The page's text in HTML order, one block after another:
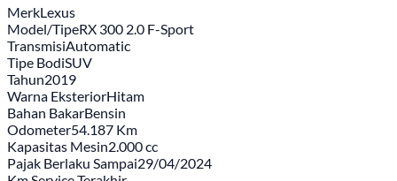
MerkLexus
Model/TipeRX 300 2.0 F-Sport
TransmisiAutomatic
Tipe BodiSUV
Tahun2019
Warna EksteriorHitam
Bahan BakarBensin
Odometer54.187 Km
Kapasitas Mesin2.000 cc
Pajak Berlaku Sampai29/04/2024